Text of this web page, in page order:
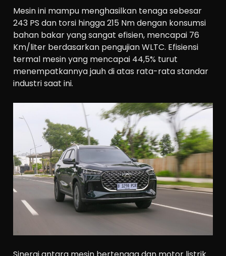
Mesin ini mampu menghasilkan tenaga sebesar
243 PS dan torsi hingga 215 Nm dengan konsumsi
bahan bakar yang sangat efisien, mencapai 76
Km/liter berdasarkan pengujian WLTC. Efisiensi
termal mesin yang mencapai 44,5% turut
menempatkannya jauh di atas rata-rata standar
industri saat ini.